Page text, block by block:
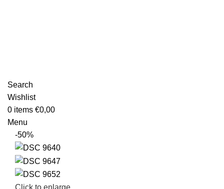
Search
Wishlist
0 items €0,00
Menu
-50%
Click to enlarge